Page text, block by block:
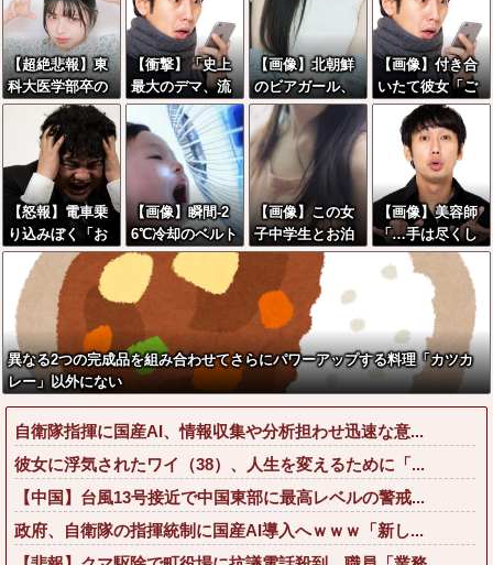
【超絶悲報】東
科大医学部卒の
美人YouTuberさ
ん、直美でコメ
ント欄が炎上し
てしまう…
【衝撃】「史上
最大のデマ、流
言飛語」と聞い
て思いつくの
は？→大体一致
する件w w w w
w w w
【画像】北朝鮮
のビアガール、
えっちだった
【画像】付き合
いたて彼女「ご
めーんちょびっ
ツ散らかってる
けど上がって
～！」←お前ら
だったらコレ別
れる
か？？？？？
【怒報】電車乗
り込みぼく「お
っ、可愛いミニ
スカＯＬちゃん
の隣あいてんじ
ゃん！座った
ろ！」→結果w
w w w w w w w
【画像】瞬間-2
6℃冷却のベルト
ファン、今なら
4,980円wwwww
ww
【画像】この女
子中学生とお泊
まりできるなら
いくら出せる？
wwwww
【画像】美容師
「…手は尽くし
ました」陰キャ
女子「…ｯ！！」
→結果をご覧く
ださいw w w w
w w w w
異なる2つの完成品を組み合わせてさらにパワーアップする料理「カツカ
レー」以外にない
自衛隊指揮に国産AI、情報収集や分析担わせ迅速な意...
彼女に浮気されたワイ（38）、人生を変えるために「...
【中国】台風13号接近で中国東部に最高レベルの警戒...
政府、自衛隊の指揮統制に国産AI導入へｗｗｗ「新し...